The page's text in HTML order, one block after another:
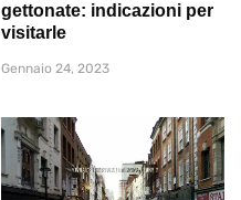
gettonate: indicazioni per
visitarle
Gennaio 24, 2023